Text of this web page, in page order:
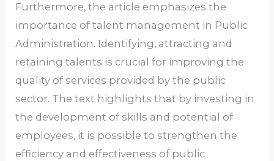
Furthermore, the article emphasizes the
importance of talent management in Public
Administration. Identifying, attracting and
retaining talents is crucial for improving the
quality of services provided by the public
sector. The text highlights that by investing in
the development of skills and potential of
employees, it is possible to strengthen the
efficiency and effectiveness of public